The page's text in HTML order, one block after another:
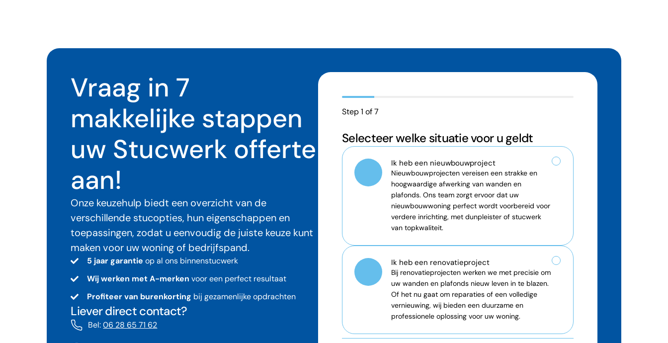
Vraag in 7
makkelijke stappen
uw Stucwerk offerte
aan!
Onze keuzehulp biedt een overzicht van de
verschillende stucopties, hun eigenschappen en
toepassingen, zodat u eenvoudig de juiste keuze kunt
maken voor uw woning of bedrijfspand.
5 jaar garantie op al ons binnenstucwerk
Wij werken met A-merken voor een perfect resultaat
Profiteer van burenkorting bij gezamenlijke opdrachten
Liever direct contact?
Bel:06 28 65 71 62
Step1 of7
Selecteer welke situatie voor u geldt
Selecteer
welke
situatie
Ik heb een nieuwbouwproject
Ik heb een renovatieproject